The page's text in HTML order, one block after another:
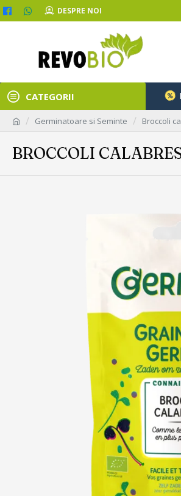
DESPRE NOI
CATEGORII
Germinatoare si Seminte Broccoli
BROCCOLI